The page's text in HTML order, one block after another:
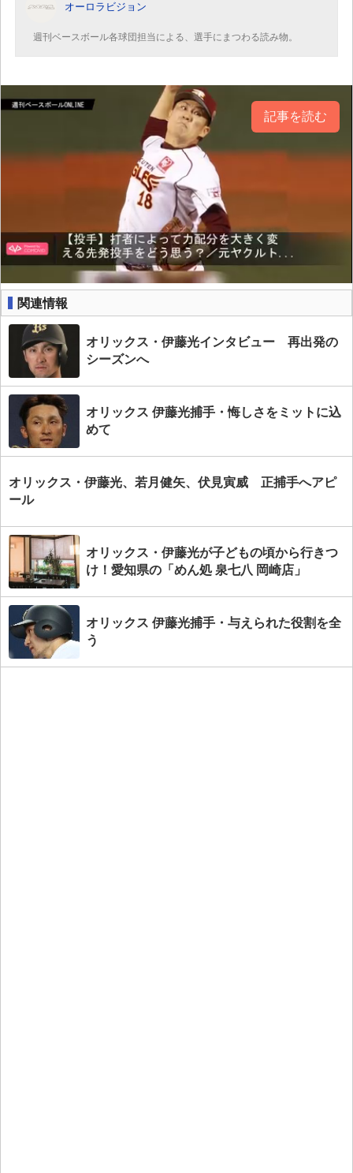
オーロラビジョン
週刊ベースボール各球団担当による、選手にまつわる読み物。
記事を読む
関連情報
オリックス・伊藤光インタビュー 再出発の
シーズンへ
オリックス 伊藤光捕手・悔しさをミットに込
めて
オリックス・伊藤光、若月健矢、伏見寅威 正捕手へアピ
ール
オリックス・伊藤光が子どもの頃から行きつ
け！愛知県の「めん処 泉七八 岡崎店」
オリックス 伊藤光捕手・与えられた役割を全
う